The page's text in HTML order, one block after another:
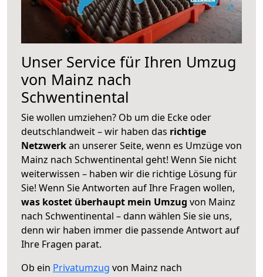
Unser Service für Ihren Umzug
von Mainz nach
Schwentinental
Sie wollen umziehen? Ob um die Ecke oder
deutschlandweit – wir haben das richtige
Netzwerkan unserer Seite, wenn es Umzüge von
Mainz nach Schwentinental geht! Wenn Sie nicht
weiterwissen – haben wir die richtige Lösung für
Sie! Wenn Sie Antworten auf Ihre Fragen wollen,
was kostet überhaupt mein Umzug von Mainz
nach Schwentinental – dann wählen Sie sie uns,
denn wir haben immer die passende Antwort auf
Ihre Fragen parat.
Ob ein Privatumzug von Mainz nach